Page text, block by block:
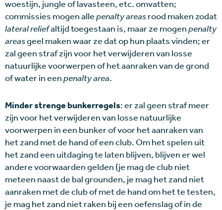
woestijn, jungle of lavasteen, etc. omvatten;
commissies mogen allepenalty areasrood maken zodat
lateral reliefaltijd toegestaan is, maar ze mogenpenalty
areasgeel maken waar ze dat op hun plaats vinden; er
zal geen straf zijn voor het verwijderen van losse
natuurlijke voorwerpen of het aanraken van de grond
of water in eenpenalty area.
Minder strenge bunkerregels: er zal geen straf meer
zijn voor het verwijderen van losse natuurlijke
voorwerpen in een bunker of voor het aanraken van
het zand met de hand of een club. Om het spelen uit
het zand een uitdaging te laten blijven, blijven er wel
andere voorwaarden gelden (je mag de club niet
meteen naast de bal grounden, je mag het zand niet
aanraken met de club of met de hand om het te testen,
je mag het zand niet raken bij een oefenslag of in de